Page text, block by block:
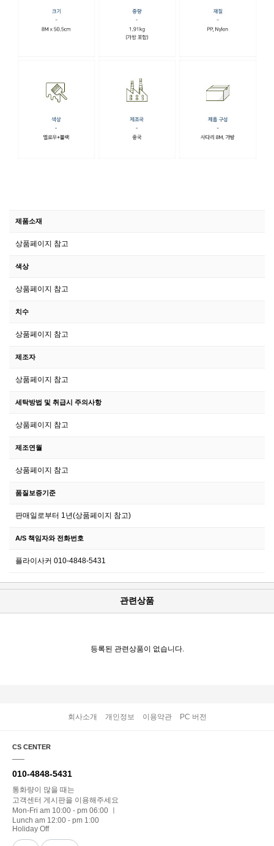
제품소재
상품페이지 참고
색상
상품페이지 참고
치수
상품페이지 참고
제조자
상품페이지 참고
세탁방법 및 취급시 주의사항
상품페이지 참고
제조연월
상품페이지 참고
품질보증기준
판매일로부터 1년(상품페이지 참고)
A/S 책임자와 전화번호
플라이사커 010-4848-5431
관련상품
등록된 관련상품이 없습니다.
회사소개 개인정보 이용약관 PC 버전
CS CENTER
010-4848-5431
통화량이 많을 때는
고객센터 게시판을 이용해주세요
Mon-Fri am 10:00 - pm 06:00 ㅣ
Lunch am 12:00 - pm 1:00
Holiday Off